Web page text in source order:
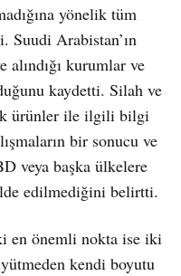
yönelik tüm
Suudi Arabistan’ın
kurumlar ve
kaydetti. Silah ve
ürünler ile ilgili bilgi
bir sonucu ve
veya başka ülkelere
edilmediğini belirtti.
en önemli nokta ise iki
kendi boyutu